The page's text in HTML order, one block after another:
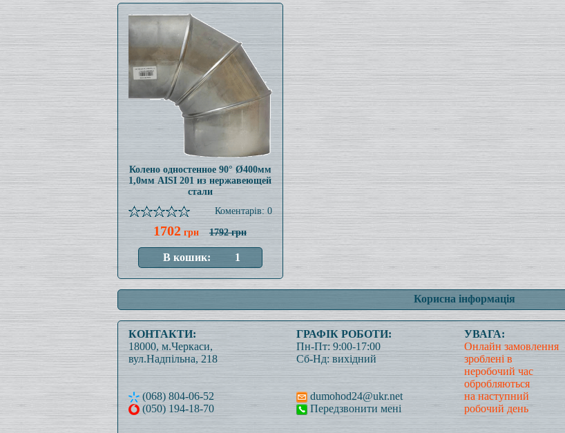
Колено одностенное 90° Ø400мм
1,0мм AISI 201 из нержавеющей
стали
Коментарів: 0
1702 грн 1792 грн
Корисна інформація
КОНТАКТИ:
18000, м.Черкаси,
вул.Надпільна, 218
(068) 804-06-52
(050) 194-18-70
ГРАФІК РОБОТИ:
Пн-Пт: 9:00-17:00
Сб-Нд: вихідний
dumohod24@ukr.net
Передзвонити мені
УВАГА:
Онлайн замовлення
зроблені в
неробочий час
обробляються
на наступний
робочий день